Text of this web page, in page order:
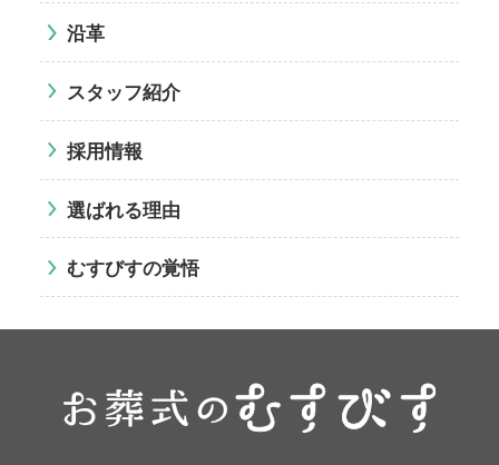
沿革
スタッフ紹介
採用情報
選ばれる理由
むすびすの覚悟